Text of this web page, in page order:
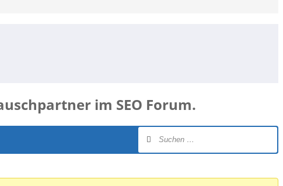
im SEO Forum.